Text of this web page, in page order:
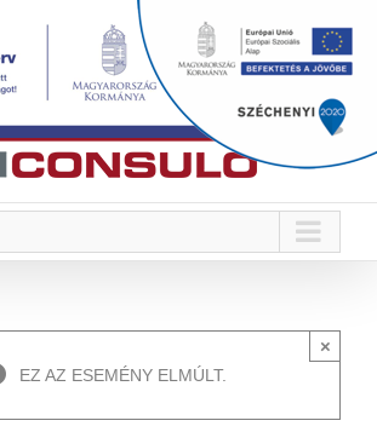
Megoldások Önre szabva
EZ AZ ESEMÉNY ELMÚLT.
×